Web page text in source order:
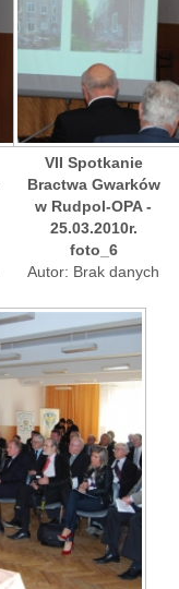
VII Spotkanie
Bractwa Gwarków
w Rudpol-OPA -
25.03.2010r.
foto_6
Autor: Brak danych